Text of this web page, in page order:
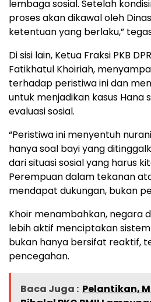
lembaga sosial. Setelah
proses akan dikawal oleh
ketentuan yang berlaku,”
Di sisi lain, Ketua Fraksi PKB
Fatikhatul Khoiriah,
terhadap peristiwa ini dan
untuk menjadikan kasus Hana
evaluasi sosial.
“Peristiwa ini menyentuh
hanya soal bayi yang
dari situasi sosial yang harus
Perempuan dalam tekanan
mendapat dukungan, bukan
Khoir menambahkan, negara
lebih aktif menciptakan
bukan hanya bersifat reaktif,
pencegahan.
Baca Juga : Pelantikan,